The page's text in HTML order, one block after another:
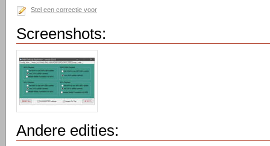
Stel een correctie voor
Screenshots:
Andere edities: